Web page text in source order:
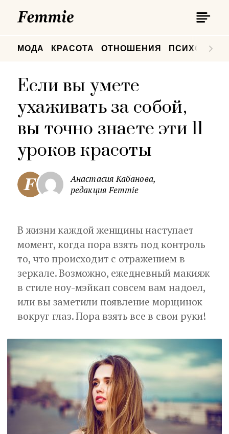
МОДА КРАСОТА ОТНОШЕНИЯ
Если вы умете
ухаживать за собой,
вы точно знаете эти 11
уроков красоты
Анастасия Кабанова,
редакция Femmie
В жизни каждой женщины наступает
момент, когда пора взять под контроль
то, что происходит с отражением в
зеркале. Возможно, ежедневный макияж
в стиле ноу-мэйкап совсем вам надоел,
или вы заметили появление морщинок
вокруг глаз. Пора взять все в свои руки!